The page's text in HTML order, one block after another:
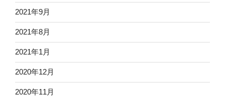
2021年9月
2021年8月
2021年1月
2020年12月
2020年11月